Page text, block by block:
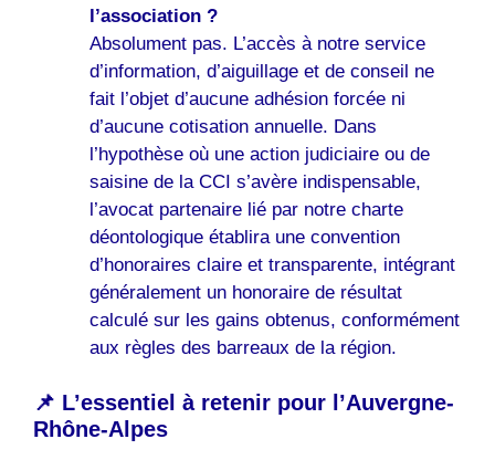
l’association ?
Absolument pas. L’accès à notre service
d’information, d’aiguillage et de conseil ne
fait l’objet d’aucune adhésion forcée ni
d’aucune cotisation annuelle. Dans
l’hypothèse où une action judiciaire ou de
saisine de la CCI s’avère indispensable,
l’avocat partenaire lié par notre charte
déontologique établira une convention
d’honoraires claire et transparente, intégrant
généralement un honoraire de résultat
calculé sur les gains obtenus, conformément
aux règles des barreaux de la région.
📌 L’essentiel à retenir pour l’Auvergne-
Rhône-Alpes